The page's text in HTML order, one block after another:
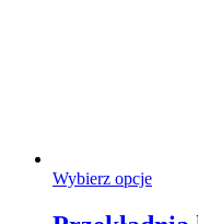
Wybierz opcjeTen
ma